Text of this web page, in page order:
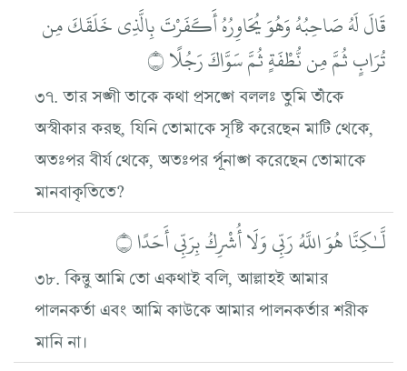
قَالَ لَهُ صَاحِبُهُ وَهُوَ يُحَاوِرُهُ أَكَفَرْتَ بِالَّذِي خَلَقَكَ مِن
تُرَابٍ ثُمَّ مِن نُّطْفَةٍ ثُمَّ سَوَّاكَ رَجُلًا ۝
৩৭. তার সঙ্গী তাকে কথা প্রসঙ্গে বললঃ তুমি তাঁকে
অস্বীকার করছ, যিনি তোমাকে সৃষ্টি করেছেন মাটি থেকে,
অতঃপর বীর্য থেকে, অতঃপর র্পূনাঙ্গ করেছেন তোমাকে
মানবাকৃতিতে?
لَّـٰكِنَّا هُوَ اللَّهُ رَبِّي وَلَا أُشْرِكُ بِرَبِّي أَحَدًا ۝
৩৮. কিন্তু আমি তো একথাই বলি, আল্লাহই আমার
পালনকর্তা এবং আমি কাউকে আমার পালনকর্তার শরীক
মানি না।